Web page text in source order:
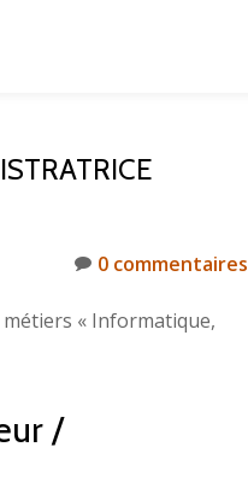
0 commentaires
« Informatique,
/